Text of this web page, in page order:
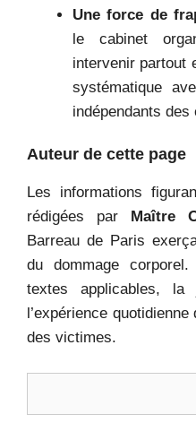
Une force de
le cabinet
intervenir partout
systématique
indépendants des
Auteur de cette page
Les informations
rédigées par
Maître
Barreau de Paris
du dommage
textes applicables, la
l’expérience
des victimes.